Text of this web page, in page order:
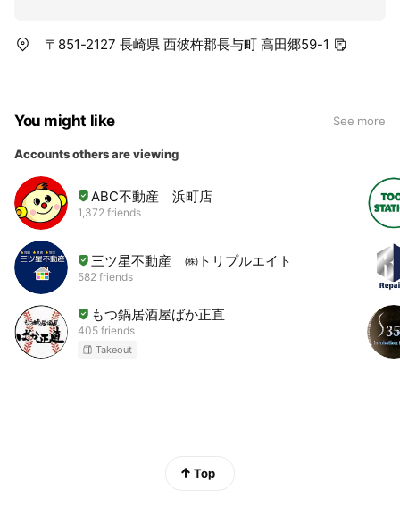
〒851-2127 長崎県 西彼杵郡長与町 高田郷59-1
You might like See more
Accounts others are viewing
ABC不動産 浜町店
1,372 friends
三ツ星不動産 ㈱トリプルエイト
582 friends
もつ鍋居酒屋ばか正直
405 friends
Takeout
Top